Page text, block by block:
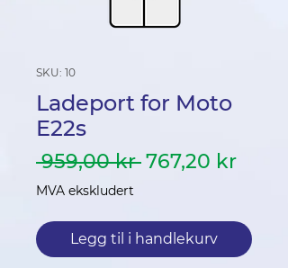
SKU: 10
Ladeport for Moto
E22s
959,00 kr Vanlig
767,20 kr
MVA ekskludert
Legg til i handlekurv